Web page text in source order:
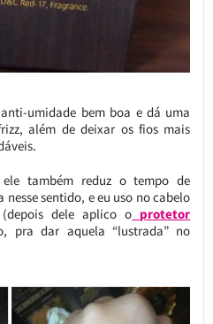
umidade bem boa e dá uma
além de deixar os fios mais
também reduz o tempo de
sentido, e eu uso no cabelo
dele aplico o protetor
pra dar aquela “lustrada” no